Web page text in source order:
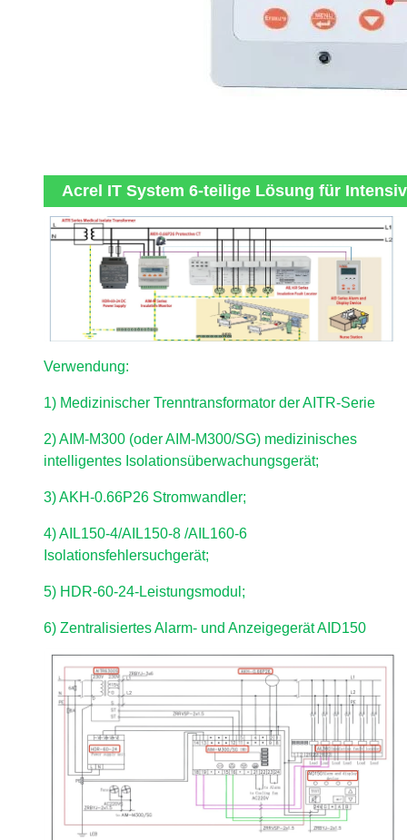
Acrel IT System 6-teilige Lösung für
Verwendung:
1) Medizinischer Trenntransformator der AITR-Serie
2) AIM-M300 (oder AIM-M300/SG) medizinisches
intelligentes Isolationsüberwachungsgerät;
3) AKH-0.66P26 Stromwandler;
4) AIL150-4/AIL150-8 /AIL160-6
Isolationsfehlersuchgerät;
5) HDR-60-24-Leistungsmodul;
6) Zentralisiertes Alarm- und Anzeigegerät AID150